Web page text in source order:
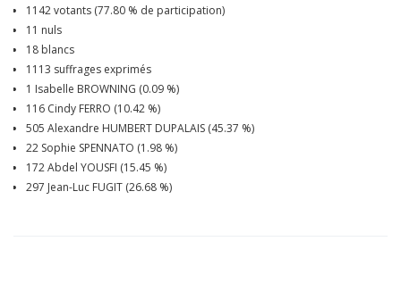
1142 votants (77.80 % de participation)
11 nuls
18 blancs
1113 suffrages exprimés
1 Isabelle BROWNING (0.09 %)
116 Cindy FERRO (10.42 %)
505 Alexandre HUMBERT DUPALAIS (45.37 %)
22 Sophie SPENNATO (1.98 %)
172 Abdel YOUSFI (15.45 %)
297 Jean-Luc FUGIT (26.68 %)